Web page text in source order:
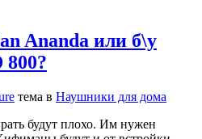
Ananda или б\у
800?
тема в Наушники для дома
будут плохо. Им нужен